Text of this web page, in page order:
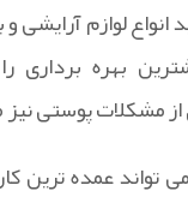
انواع لوازم آرایشی
بهره برداری
مشکلات پوستی
عمده ترین